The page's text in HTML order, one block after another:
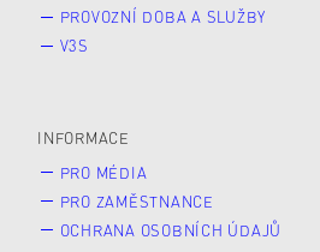
PROVOZNÍ DOBA A SLUŽBY
V3S
INFORMACE
PRO MÉDIA
PRO ZAMĚSTNANCE
OCHRANA OSOBNÍCH ÚDAJŮ